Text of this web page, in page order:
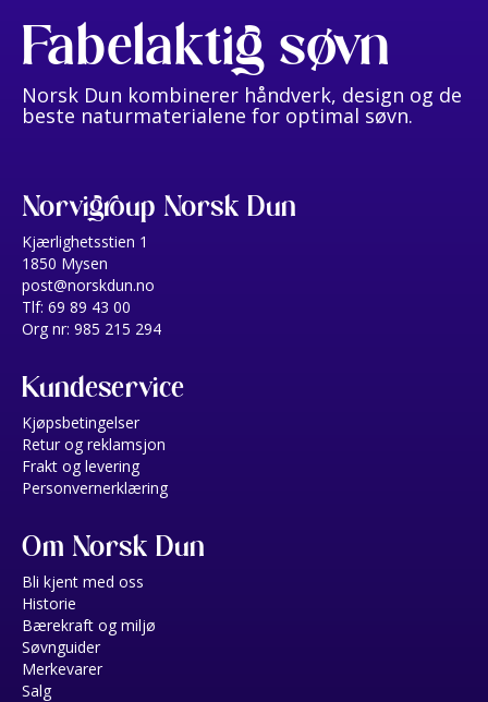
Fabelaktig søvn
Norsk Dun kombinerer håndverk, design og de
beste naturmaterialene for optimal søvn.
Norvigroup Norsk Dun
Kjærlighetsstien 1
1850 Mysen
post@norskdun.no
Tlf: 69 89 43 00
Org nr: 985 215 294
Kundeservice
Kjøpsbetingelser
Retur og reklamsjon
Frakt og levering
Personvernerklæring
Om Norsk Dun
Bli kjent med oss
Historie
Bærekraft og miljø
Søvnguider
Merkevarer
Salg